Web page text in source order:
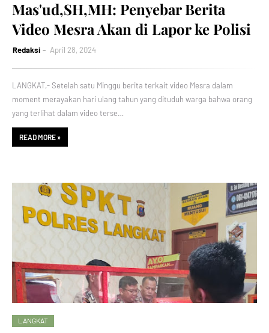
Mas'ud,SH,MH: Penyebar Berita
Video Mesra Akan di Lapor ke Polisi
Redaksi April 28, 2024
LANGKAT,- Setelah satu Minggu berita terkait video Mesra dalam
moment merayakan hari ulang tahun yang dituduh warga bahwa orang
yang terlihat dalam video terse…
READ MORE »
LANGKAT